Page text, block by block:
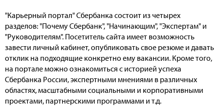
"Карьерный портал" Сбербанка состоит из четырех
разделов: "Почему Сбербанк", "Начинающим", "Экспертам" и
"Руководителям". Посетитель сайта имеет возможность
завести личный кабинет, опубликовать свое резюме и давать
отклик на подходящие конкретно ему вакансии. Кроме того,
на портале можно ознакомиться с историей успеха
Сбербанка России, экспертными мнениями в различных
областях, масштабными социальными и корпоративными
проектами, партнерскими программами и т.д.